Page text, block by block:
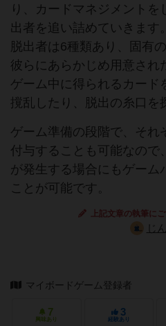
り、カードマネジメントを
出者を追い詰めていきます。
脱出者は6種類あり、固有
彼らにあらかじめ用意され
ゲーム中に得られるカード
撹乱したり、脱出の糸口を
ゲーム準備の段階で、それ
付与することも可能なので
が発生する場合にもゲーム
ことが可能です。
上記文章の執筆に
じ
マイボードゲーム登録者
7
興味あり
3
経験あり